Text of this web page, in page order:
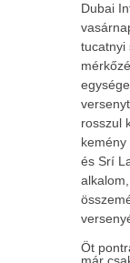
Dubai
tucatnyi
rosszul
és Srí
Öt